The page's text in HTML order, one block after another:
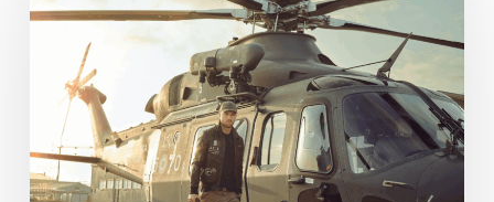
15°
Stormo
Cervia:
Open
Day